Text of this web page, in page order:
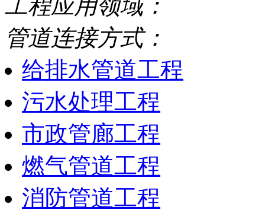
工程应用领域：
管道连接方式：
给排水管道工程
污水处理工程
市政管廊工程
燃气管道工程
消防管道工程